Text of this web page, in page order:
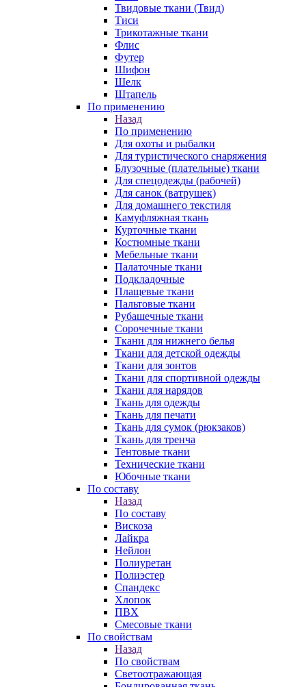
Твидовые ткани (Твид)
Тиси
Трикотажные ткани
Флис
Футер
Шифон
Шелк
Штапель
По применению
Назад
По применению
Для охоты и рыбалки
Для туристического снаряжения
Блузочные (плательные) ткани
Для спецодежды (рабочей)
Для санок (ватрушек)
Для домашнего текстиля
Камуфляжная ткань
Курточные ткани
Костюмные ткани
Мебельные ткани
Палаточные ткани
Подкладочные
Плащевые ткани
Пальтовые ткани
Рубашечные ткани
Сорочечные ткани
Ткани для нижнего белья
Ткани для детской одежды
Ткани для зонтов
Ткани для спортивной одежды
Ткани для нарядов
Ткань для одежды
Ткань для печати
Ткань для сумок (рюкзаков)
Ткань для тренча
Тентовые ткани
Технические ткани
Юбочные ткани
По составу
Назад
По составу
Вискоза
Лайкра
Нейлон
Полиуретан
Полиэстер
Спандекс
Хлопок
ПВХ
Смесовые ткани
По свойствам
Назад
По свойствам
Светоотражающая